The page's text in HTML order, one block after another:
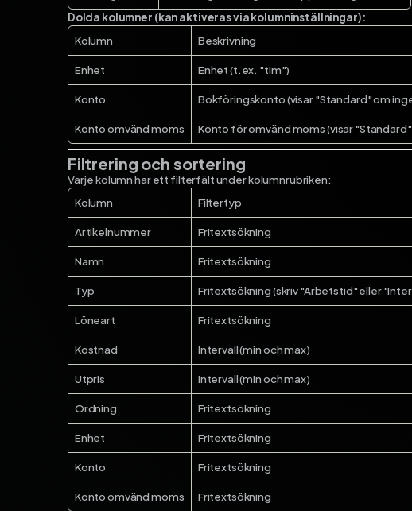
Dolda kolumner (kan aktiveras via kolumninställningar):
Kolumn
Beskrivning
Enhet Enhet (t.ex. "tim")
Konto Bokföringskonto (visar "Standard" om
Konto omvänd moms Konto för omvänd moms (visar
Filtrering och sortering
Varje kolumn har ett filterfält under kolumnrubriken:
Kolumn
Filtertyp
Artikelnummer Fritextsökning
Namn Fritextsökning
Typ Fritextsökning (skriv "Arbetstid" eller
Löneart Fritextsökning
Kostnad Intervall (min och max)
Utpris Intervall (min och max)
Ordning Fritextsökning
Enhet Fritextsökning
Konto Fritextsökning
Konto omvänd moms
Fritextsökning